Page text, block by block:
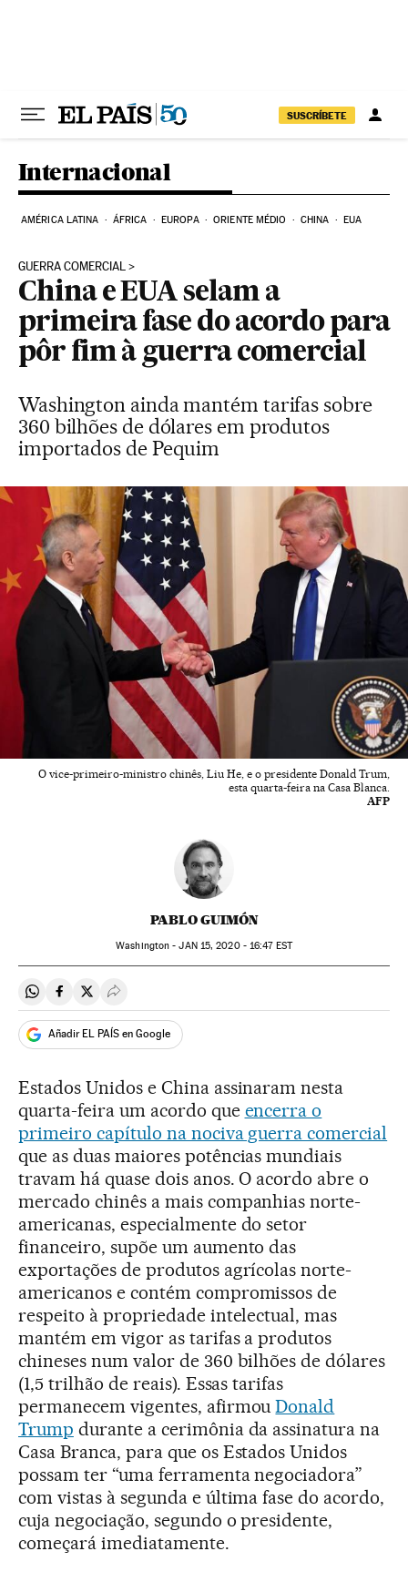
SUSCRÍBETE
Internacional
AMÉRICA LATINA ÁFRICA EUROPA ORIENTE MÉDIO CHINA EUA
GUERRA COMERCIAL
China e EUA selam a
primeira fase do acordo para
pôr fim à guerra comercial
Washington ainda mantém tarifas sobre
360 bilhões de dólares em produtos
importados de Pequim
O vice-primeiro-ministro chinês, Liu He, e o presidente Donald Trum,
esta quarta-feira na Casa Blanca.
AFP
PABLO GUIMÓN
Washington -JAN15, 2020 - 16:47EST
Compartir en Whatsapp
Compartir en Facebook
Compartir en Twitter
Desplegar Redes Sociales
Añadir EL PAÍS en Google
Estados Unidos e China assinaram nesta
quarta-feira um acordo que encerra o
primeiro capítulo na nociva guerra comercial
que as duas maiores potências mundiais
travam há quase dois anos. O acordo abre o
mercado chinês a mais companhias norte-
americanas, especialmente do setor
financeiro, supõe um aumento das
exportações de produtos agrícolas norte-
americanos e contém compromissos de
respeito à propriedade intelectual, mas
mantém em vigor as tarifas a produtos
chineses num valor de 360 bilhões de dólares
(1,5 trilhão de reais). Essas tarifas
permanecem vigentes, afirmouDonald
Trump durante a cerimônia da assinatura na
Casa Branca, para que os Estados Unidos
possam ter “uma ferramenta negociadora”
com vistas à segunda e última fase do acordo,
cuja negociação, segundo o presidente,
começará imediatamente.